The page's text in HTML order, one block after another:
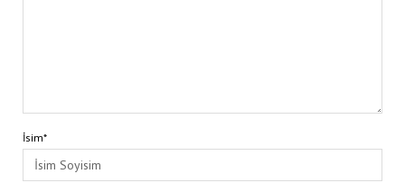
İsim*